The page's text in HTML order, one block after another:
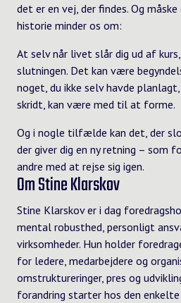
det er en vej, der findes. Og
historie minder os om:
At selv når livet slår dig ud af
slutningen. Det kan være
noget, du ikke selv havde
skridt, kan være med til at forme.
Og i nogle tilfælde kan det, der
der giver dig en ny retning – som
andre med at rejse sig igen.
Om Stine Klarskov
Stine Klarskover i dag
mental robusthed, personligt
virksomheder. Hun holder
for ledere, medarbejdere og
omstruktureringer, pres og
forandring starter hos den